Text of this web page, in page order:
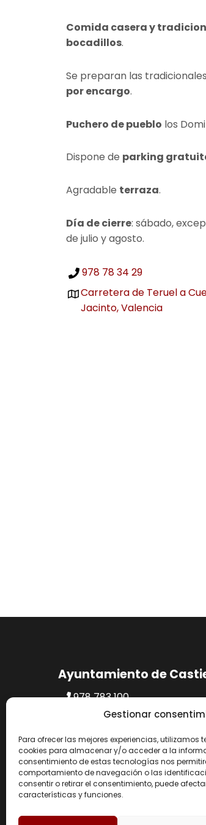
Gestionar
Para ofrecer las mejores experiencias,
cookies para almacenar y/o acceder a la
consentimiento de estas tecnologías nos
comportamiento de navegación o las
consentir o retirar el consentimiento, puede
características y funciones.
Comida casera y
bocadillos.
Se preparan las tradicionales
por encargo.
Puchero de pueblo los
Dispone de parking
Agradable terraza.
Día de cierre: sábado,
de julio y agosto.
978 78 34 29
Carretera de Teruel a
Jacinto, Valencia
Ayuntamiento de
978 783 100
622 48 56 32
turismo@castielfabib.es
Plaza de la Villa, 1,